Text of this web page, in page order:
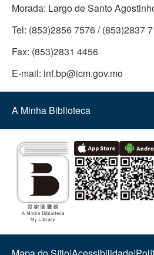
Morada: Largo de Santo
Tel: (853)2856 7576 / (853)2837
Fax: (853)2831 4456
E-mail: inf.bp@icm.gov.mo
A Minha Biblioteca